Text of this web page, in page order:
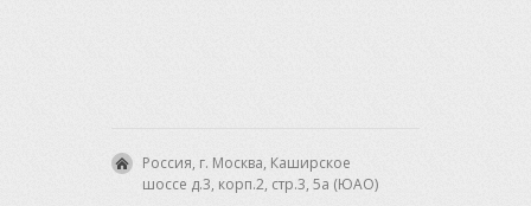
Россия, г. Москва, Каширское
шоссе д.3, корп.2, стр.3, 5а (ЮАО)